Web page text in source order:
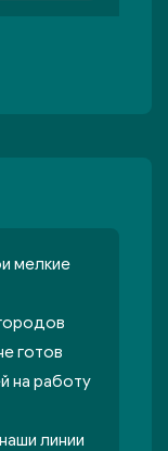
мелкие
готов
на работу
линии